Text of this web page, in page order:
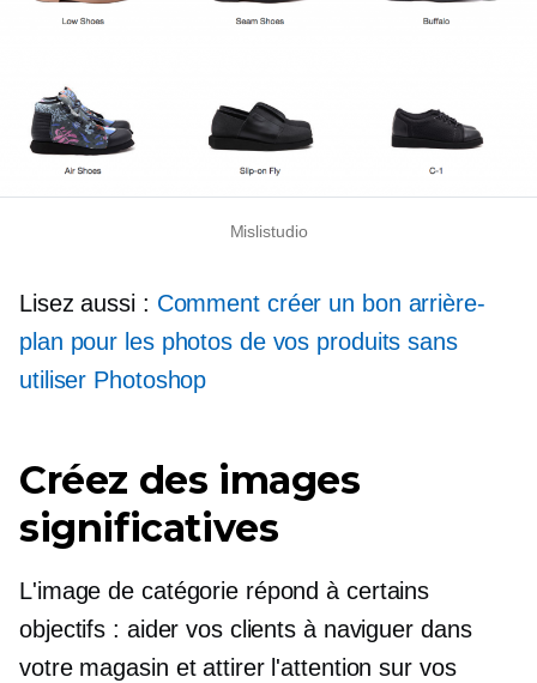
Mislistudio
Lisez aussi : Comment créer un bon arrière-
plan pour les photos de vos produits sans
utiliser Photoshop
Créez des images
significatives
L'image de catégorie répond à certains
objectifs : aider vos clients à naviguer dans
votre magasin et attirer l'attention sur vos